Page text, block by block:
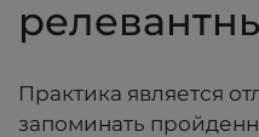
Практика является
запоминать